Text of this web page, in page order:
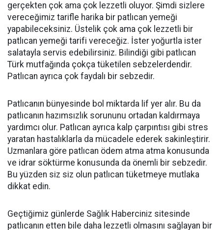
gerçekten çok ama çok lezzetli oluyor. Şimdi sizlere
vereceğimiz tarifle harika bir patlıcan yemeği
yapabileceksiniz. Üstelik çok ama çok lezzetli bir
patlıcan yemeği tarifi vereceğiz. İster yoğurtla ister
salatayla servis edebilirsiniz. Bilindiği gibi patlıcan
Türk mutfağında çokça tüketilen sebzelerdendir.
Patlıcan ayrıca çok faydalı bir sebzedir.
Patlıcanın bünyesinde bol miktarda lif yer alır. Bu da
patlıcanın hazımsızlık sorununu ortadan kaldırmaya
yardımcı olur. Patlıcan ayrıca kalp çarpıntısı gibi stres
yaratan hastalıklarla da mücadele ederek sakinleştirir.
Uzmanlara göre patlıcan ödem atma atma konusunda
ve idrar söktürme konusunda da önemli bir sebzedir.
Bu yüzden siz siz olun patlıcan tüketmeye mutlaka
dikkat edin.
Geçtiğimiz günlerde Sağlık Haberciniz sitesinde
patlıcanın etten bile daha lezzetli olmasını sağlayan bir